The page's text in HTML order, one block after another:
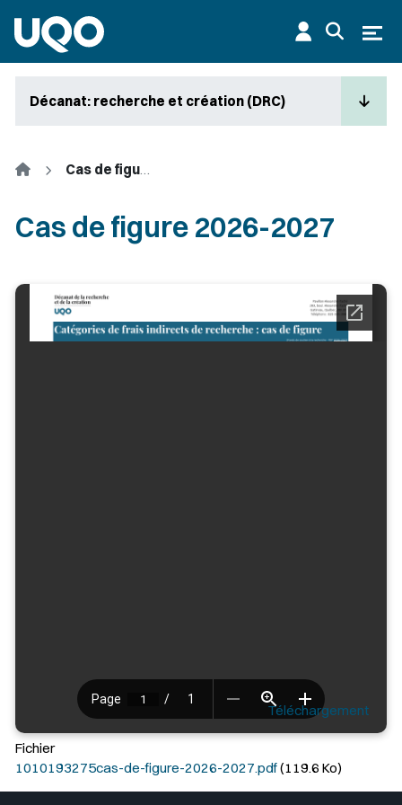
Décanat: recherche et création (DRC)
Accueil Cas de figure 2026-2027
Cas de figure 2026-2027
Téléchargement
Fichier
1010193275cas-de-figure-2026-2027.pdf(119.6 Ko)